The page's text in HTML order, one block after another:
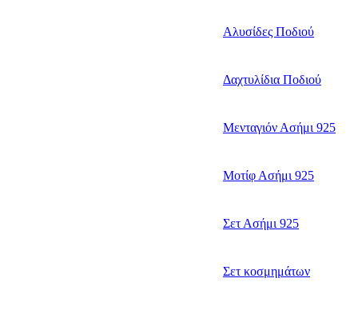
Αλυσίδες Ποδιού
Δαχτυλίδια Ποδιού
Μενταγιόν Ασήμι 925
Μοτίφ Ασήμι 925
Σετ Ασήμι 925
Σετ κοσμημάτων